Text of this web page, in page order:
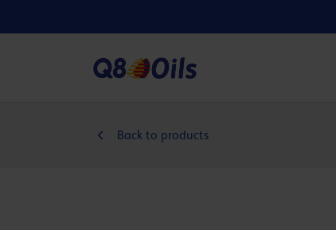
Back to products